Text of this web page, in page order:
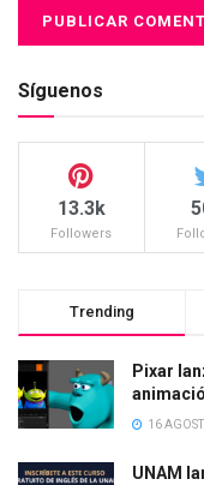
Síguenos
13.3k
Followers
Trending
Pixar
16
UNAM